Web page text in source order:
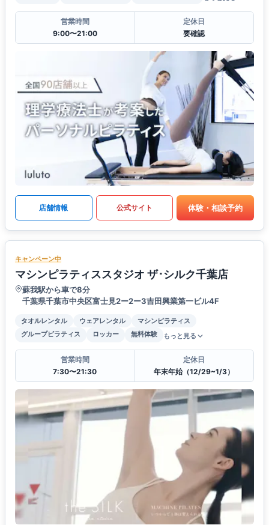
営業時間
9:00〜21:00
定休日
要確認
店舗情報 公式サイト 体験・相談予約
キャンペーン中
マシンピラティススタジオ ザ･シルク千葉店
蘇我駅から車で8分
千葉県千葉市中央区富士見2ー2ー3吉田興業第一ビル4F
タオルレンタル ウェアレンタル
マシンピラティス
グループピラティス
ロッカー 無料体験 もっと見る
営業時間
7:30〜21:30
定休日
年末年始（12/29~1/3）